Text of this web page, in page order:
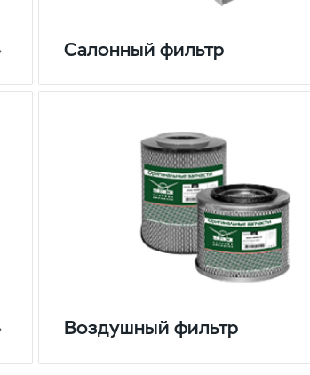
Салонный фильтр
Воздушный фильтр